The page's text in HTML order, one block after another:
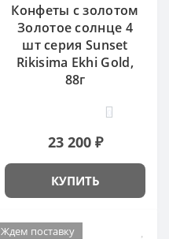
Конфеты с золотом
Золотое солнце 4
шт серия Sunset
Rikisima Ekhi Gold,
88г
23 200 ₽
КУПИТЬ
Ждем поставку